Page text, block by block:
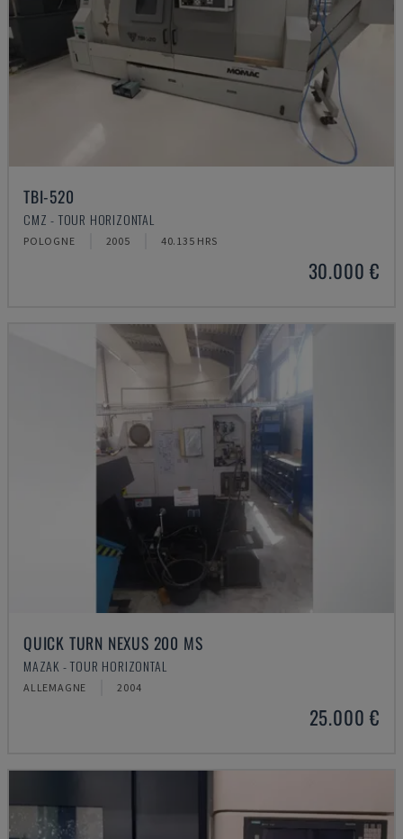
TBI-520
CMZ - TOUR HORIZONTAL
POLOGNE 2005 40.135 HRS
30.000 €
QUICK TURN NEXUS 200 MS
MAZAK - TOUR HORIZONTAL
ALLEMAGNE 2004
25.000 €